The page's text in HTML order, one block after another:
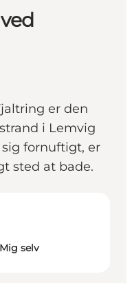
er den
i Lemvig
fornuftigt, er
sted at bade.
selv